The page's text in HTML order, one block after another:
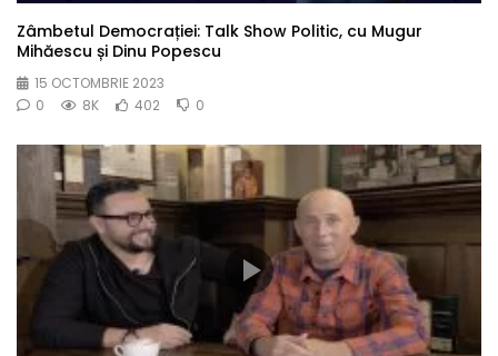
Zâmbetul Democrației: Talk Show Politic, cu Mugur
Mihăescu și Dinu Popescu
15 OCTOMBRIE 2023
0
8K 402 0